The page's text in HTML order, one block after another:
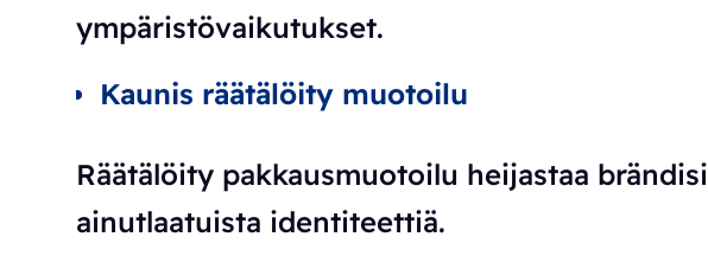
ympäristövaikutukset.
Kaunis räätälöity muotoilu
Räätälöity pakkausmuotoilu heijastaa brändisi
ainutlaatuista identiteettiä.